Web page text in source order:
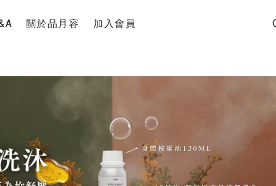
說明
關於品月容 加入會員